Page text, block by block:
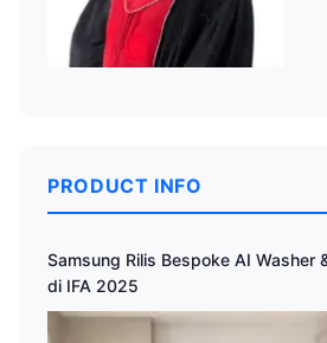
PRODUCT INFO
Samsung Rilis Bespoke AI Washer
di IFA 2025